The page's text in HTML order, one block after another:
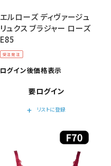
受注発注
エルローズ ディヴァージュ
リュクス ブラジャー ローズ
E85
ログイン後価格表示
要ログイン
add
リストに登録